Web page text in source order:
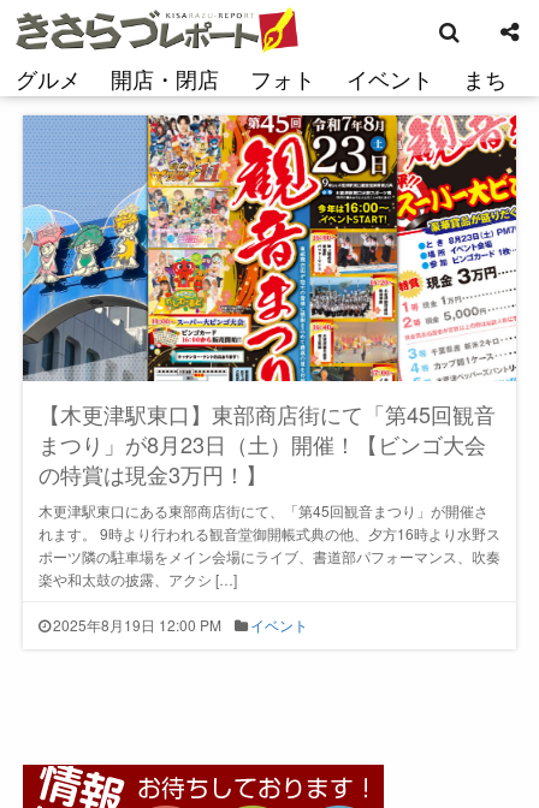
コ
ン
ン
グルメ 開店・閉店 フォト イベント まち
索
【木更津駅東口】東部商店街にて「第45回観音
まつり」が8月23日（土）開催！【ビンゴ大会
の特賞は現金3万円！】
木更津駅東口にある東部商店街にて、「第45回観音まつり」が開催さ
れます。 9時より行われる観音堂御開帳式典の他、夕方16時より水野ス
ポーツ隣の駐車場をメイン会場にライブ、書道部パフォーマンス、吹奏
楽や和太鼓の披露、アクシ […]
2025年8月19日 12:00 PM イベント